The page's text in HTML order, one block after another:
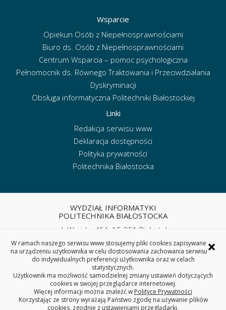
Wsparcie
Opiekun Osób z Niepełnosprawnościami
Biuro ds. Osób z Niepełnosprawnościami
Centrum Wsparcia – pomoc psychologiczna
Pełnomocnik ds. Równego Traktowania i Przeciwdziałania
Dyskryminacji
Obsługa informatyczna Politechniki Białostockiej
Linki
Redakcja serwisu www
Deklaracja dostępności
Polityka prywatności
Politechnika Białostocka
WYDZIAŁ INFORMATYKI
POLITECHNIKA BIAŁOSTOCKA
ul. Wiejska 45A, 15-351 Białystok
tel. sekretariat: (85) 746 90 50
e-mail:wi.sekretariat@pb.edu.pl
REGON: 000001672 | NIP: 542-020-87-21
×
W ramach naszego serwisu www stosujemy pliki cookies zapisywane
na urządzeniu użytkownika w celu dostosowania zachowania serwisu
do indywidualnych preferencji użytkownika oraz w celach
statystycznych.
Użytkownik ma możliwość samodzielnej zmiany ustawień dotyczących
cookies w swojej przeglądarce internetowej.
Więcej informacji można znaleźć w Polityce Prywatności
Korzystając ze strony wyrażają Państwo zgodę na używanie plików
cookies, zgodnie z ustawieniami przeglądarki.